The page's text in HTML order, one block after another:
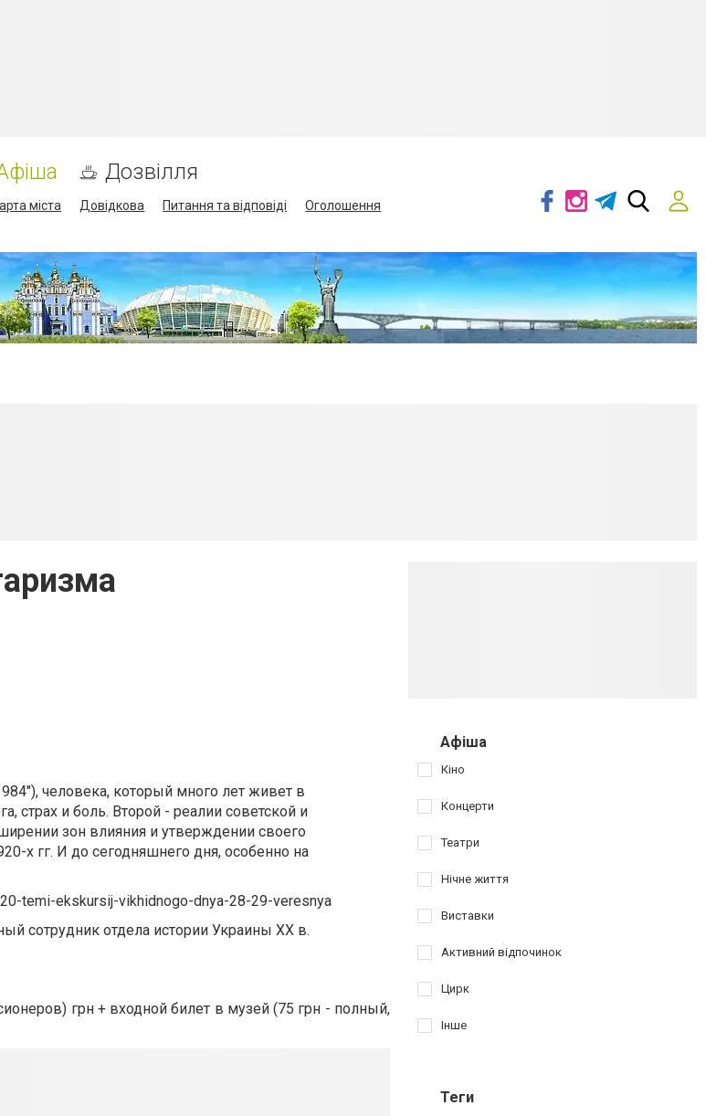
Дозвілля
міста Довідкова Питання та відповіді
Оголошення
человека, который много лет живет в
страх и боль. Второй - реалии советской и
зон влияния и утверждении своего
х гг. И до сегодняшнего дня, особенно на
temi-ekskursij-vikhidnogo-dnya-28-29-veresnya
сотрудник отдела истории Украины ХХ в.
грн + входной билет в музей (75 грн - полный,
Афіша
Кіно
Концерти
Театри
Нічне життя
Виставки
Активний відпочинок
Цирк
Інше
Теги